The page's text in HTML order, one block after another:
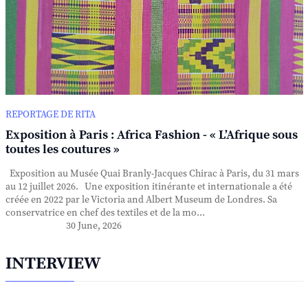
REPORTAGE DE RITA
Exposition à Paris : Africa Fashion - « L’Afrique sous
toutes les coutures »
Exposition au Musée Quai Branly-Jacques Chirac à Paris, du 31 mars
au 12 juillet 2026. Une exposition itinérante et internationale a été
créée en 2022 par le Victoria and Albert Museum de Londres. Sa
conservatrice en chef des textiles et de la mo...
30 June, 2026
INTERVIEW